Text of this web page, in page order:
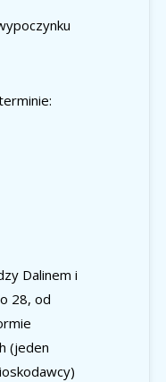
Dalinem i
28, od
(jeden